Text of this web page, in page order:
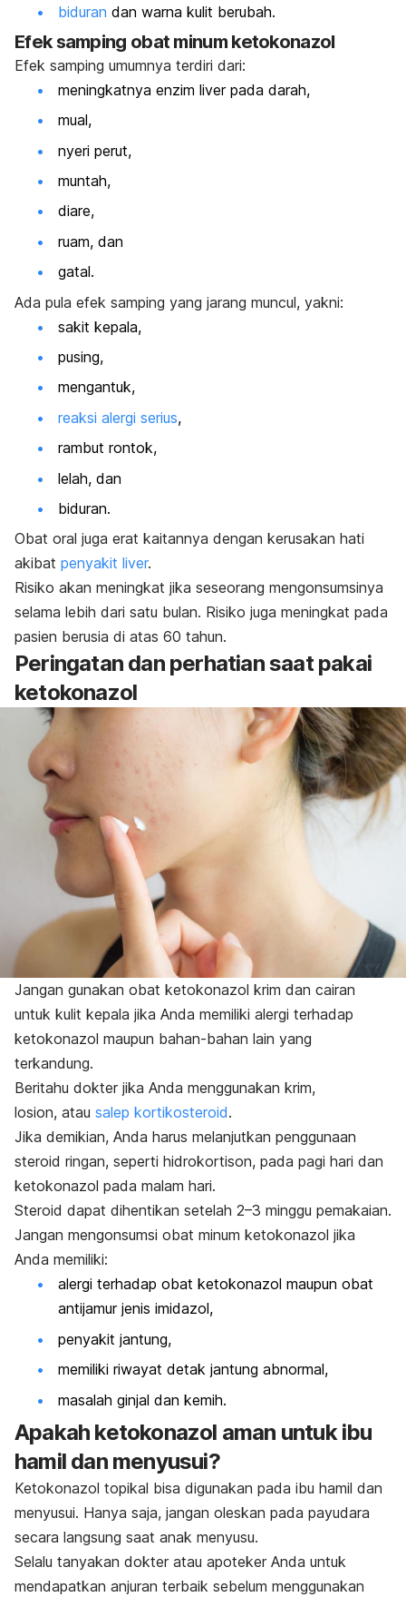
biduran dan warna kulit berubah.
Efek samping obat minum ketokonazol
Efek samping umumnya terdiri dari:
meningkatnya enzim liver pada darah,
mual,
nyeri perut,
muntah,
diare,
ruam, dan
gatal.
Ada pula efek samping yang jarang muncul, yakni:
sakit kepala,
pusing,
mengantuk,
reaksi alergi serius,
rambut rontok,
lelah, dan
biduran.
Obat oral juga erat kaitannya dengan kerusakan hati
akibat penyakit liver.
Risiko akan meningkat jika seseorang mengonsumsinya
selama lebih dari satu bulan. Risiko juga meningkat pada
pasien berusia di atas 60 tahun.
Peringatan dan perhatian saat pakai
ketokonazol
Jangan gunakan obat ketokonazol krim dan cairan
untuk kulit kepala jika Anda memiliki alergi terhadap
ketokonazol maupun bahan-bahan lain yang
terkandung.
Beritahu dokter jika Anda menggunakan krim,
losion, atau salep kortikosteroid.
Jika demikian, Anda harus melanjutkan penggunaan
steroid ringan, seperti hidrokortison, pada pagi hari dan
ketokonazol pada malam hari.
Steroid dapat dihentikan setelah 2–3 minggu pemakaian.
Jangan mengonsumsi obat minum ketokonazol jika
Anda memiliki:
alergi terhadap obat ketokonazol maupun obat
antijamur jenis imidazol,
penyakit jantung,
memiliki riwayat detak jantung abnormal,
masalah ginjal dan kemih.
Apakah ketokonazol aman untuk ibu
hamil dan menyusui?
Ketokonazol topikal bisa digunakan pada ibu hamil dan
menyusui. Hanya saja, jangan oleskan pada payudara
secara langsung saat anak menyusu.
Selalu tanyakan dokter atau apoteker Anda untuk
mendapatkan anjuran terbaik sebelum menggunakan